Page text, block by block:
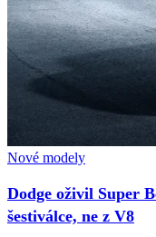
Nové modely
Dodge oživil Super
šestiválce, ne z V8